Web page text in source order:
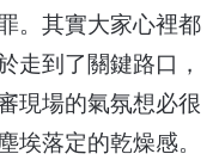
。其實大家心裡都
走到了關鍵路口，
現場的氣氛想必很
埃落定的乾燥感。